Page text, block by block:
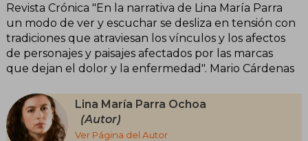
Revista Crónica "En la narrativa de Lina María Parra
un modo de ver y escuchar se desliza en tensión con
tradiciones que atraviesan los vínculos y los afectos
de personajes y paisajes afectados por las marcas
que dejan el dolor y la enfermedad". Mario Cárdenas
Lina María Parra Ochoa
(Autor)
Ver Página del Autor